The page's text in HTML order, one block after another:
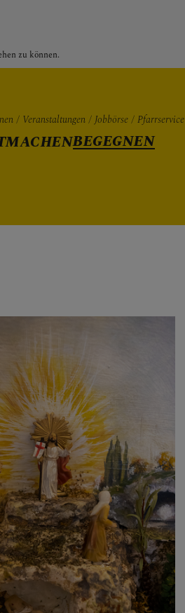
zu können.
Veranstaltungen Jobbörse Pfarrservice
BEGEGNEN